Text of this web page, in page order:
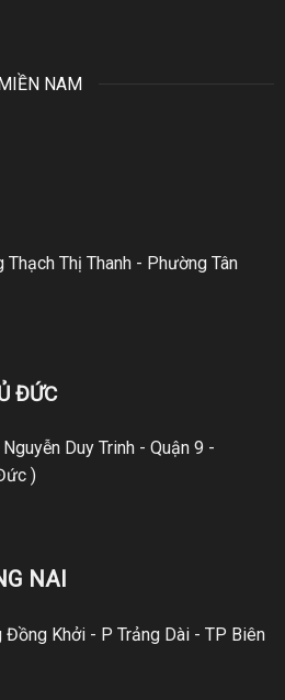
NAM
Thị Thanh - Phường Tân
ĐỨC
Duy Trinh - Quận 9 -
)
NAI
Khởi - P Trảng Dài - TP Biên